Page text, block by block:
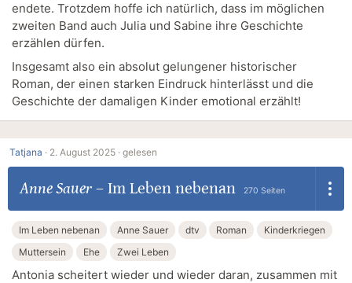
endete. Trotzdem hoffe ich natürlich, dass im möglichen
zweiten Band auch Julia und Sabine ihre Geschichte
erzählen dürfen.
Insgesamt also ein absolut gelungener historischer
Roman, der einen starken Eindruck hinterlässt und die
Geschichte der damaligen Kinder emotional erzählt!
Tatjana · 2. August 2025 · gelesen
Anne Sauer– Im Leben nebenan 270 Seiten
Im Leben nebenan Anne Sauer dtv Roman
Kinderkriegen
Muttersein
Ehe Zwei Leben
Antonia scheitert wieder und wieder daran, zusammen mit